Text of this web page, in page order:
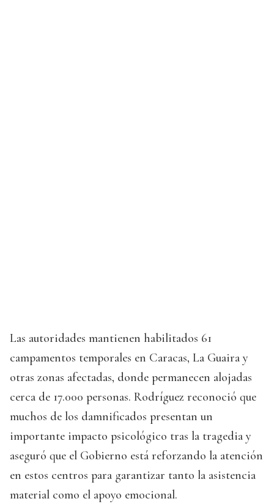
Las autoridades mantienen habilitados 61
campamentos temporales en Caracas, La Guaira y
otras zonas afectadas, donde permanecen alojadas
cerca de 17.000 personas. Rodríguez reconoció que
muchos de los damnificados presentan un
importante impacto psicológico tras la tragedia y
aseguró que el Gobierno está reforzando la atención
en estos centros para garantizar tanto la asistencia
material como el apoyo emocional.